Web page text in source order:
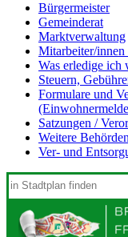
Bürgermeister
Gemeinderat
Marktverwaltung
Mitarbeiter/innen
Was erledige ich
Steuern,
Formulare und
Satzungen /
Weitere Behörden
Ver- und